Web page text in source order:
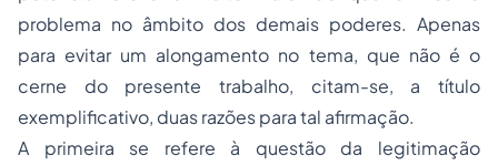
problema no âmbito dos demais poderes. Apenas
para evitar um alongamento no tema, que não é o
cerne do presente trabalho, citam-se, a título
exemplificativo, duas razões para tal afirmação.
A primeira se refere à questão da legitimação